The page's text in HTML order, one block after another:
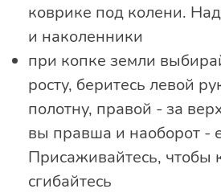
коврике под колени.
и наколенники
при копке земли
росту, беритесь левой
полотну, правой - за
вы правша и наоборот -
Присаживайтесь, чтобы
сгибайтесь